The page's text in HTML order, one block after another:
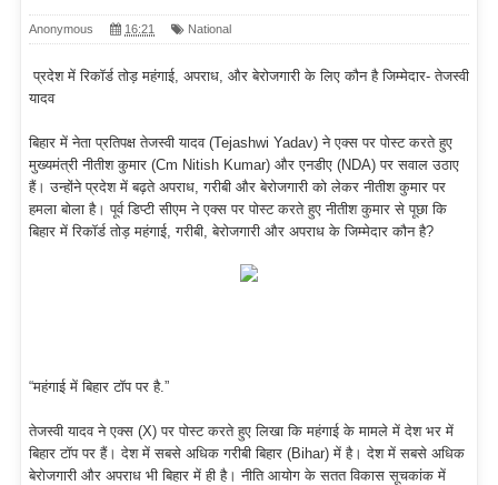
Anonymous 16:21 National
प्रदेश में रिकॉर्ड तोड़ महंगाई, अपराध, और बेरोजगारी के लिए कौन है जिम्मेदार- तेजस्वी
यादव
बिहार में नेता प्रतिपक्ष तेजस्वी यादव (Tejashwi Yadav) ने एक्स पर पोस्ट करते हुए
मुख्यमंत्री नीतीश कुमार (Cm Nitish Kumar) और एनडीए (NDA) पर सवाल उठाए
हैं। उन्होंने प्रदेश में बढ़ते अपराध, गरीबी और बेरोजगारी को लेकर नीतीश कुमार पर
हमला बोला है। पूर्व डिप्टी सीएम ने एक्स पर पोस्ट करते हुए नीतीश कुमार से पूछा कि
बिहार में रिकॉर्ड तोड़ महंगाई, गरीबी, बेरोजगारी और अपराध के जिम्मेदार कौन है?
“महंगाई में बिहार टॉप पर है.”
तेजस्वी यादव ने एक्स (X) पर पोस्ट करते हुए लिखा कि महंगाई के मामले में देश भर में
बिहार टॉप पर हैं। देश में सबसे अधिक गरीबी बिहार (Bihar) में है। देश में सबसे अधिक
बेरोजगारी और अपराध भी बिहार में ही है। नीति आयोग के सतत विकास सूचकांक में